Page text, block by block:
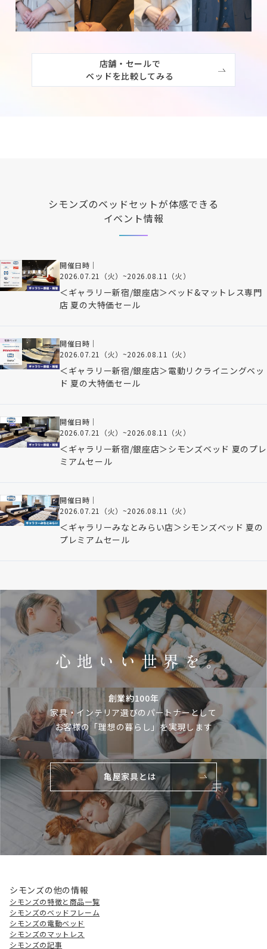
店舗・セールで
ベッドを比較してみる
シモンズのベッドセットが体感できる
イベント情報
開催日時｜
2026.07.21（火） ~2026.08.11（火）
＜ギャラリー新宿/銀座店＞ベッド&マットレス専門
店 夏の大特価セール
開催日時｜
2026.07.21（火） ~2026.08.11（火）
＜ギャラリー新宿/銀座店＞電動リクライニングベッ
ド 夏の大特価セール
開催日時｜
2026.07.21（火） ~2026.08.11（火）
＜ギャラリー新宿/銀座店＞シモンズベッド 夏のプレ
ミアムセール
開催日時｜
2026.07.21（火） ~2026.08.11（火）
＜ギャラリーみなとみらい店＞シモンズベッド 夏の
プレミアムセール
創業約100年
家具・インテリア選びのパートナーとして
お客様の「理想の暮らし」を実現します
亀屋家具とは
シモンズの他の情報
シモンズの特徴と商品一覧
シモンズのベッドフレーム
シモンズの電動ベッド
シモンズのマットレス
シモンズの記事